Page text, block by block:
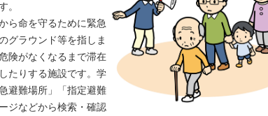
。
ら命を守るために緊急
グラウンド等を指しま
険がなくなるまで滞在
たりする施設です。学
避難場所」「指定避難
ジなどから検索・確認